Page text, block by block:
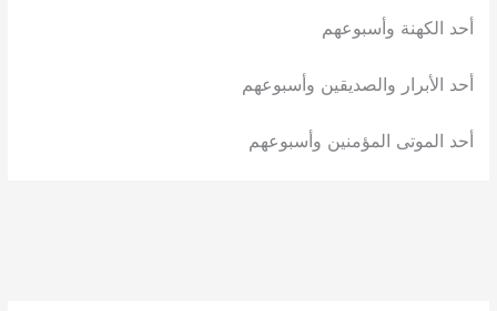
أحد الكهنة وأسبوعهم
أحد الأبرار والصديقين وأسبوعهم
أحد الموتى المؤمنين وأسبوعهم